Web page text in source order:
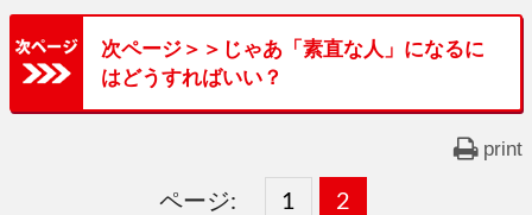
次ページ＞＞じゃあ「素直な人」になるに
はどうすればいい？
print
ページ:
固
1 ,
固
2